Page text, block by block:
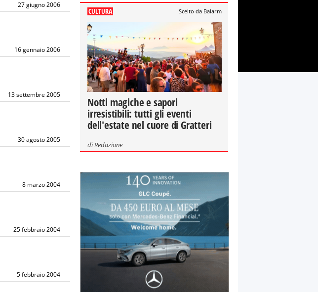
27 giugno 2006
16 gennaio 2006
13 settembre 2005
30 agosto 2005
8 marzo 2004
25 febbraio 2004
5 febbraio 2004
CULTURA Scelto da Balarm
Notti magiche e sapori
irresistibili: tutti gli eventi
dell'estate nel cuore di Gratteri
diRedazione